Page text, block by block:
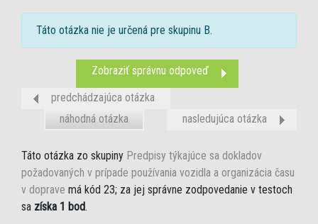
Táto otázka nie je určená pre skupinu B.
Zobraziť správnu odpoveď
predchádzajúca otázka
nasledujúca otázka
náhodná otázka
Táto otázka zo skupiny Predpisy týkajúce sa dokladov
požadovaných v prípade používania vozidla a organizácia času
v doprave má kód 23; za jej správne zodpovedanie v testoch
sa získa 1 bod.